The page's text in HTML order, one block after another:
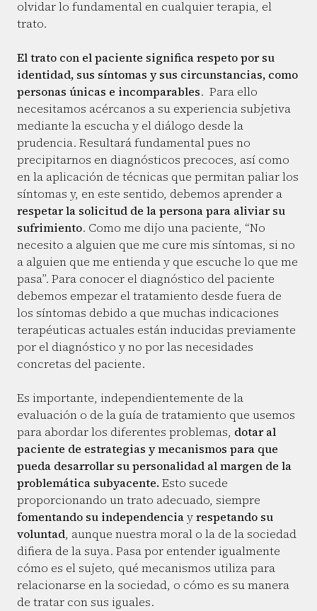
olvidar lo fundamental en cualquier terapia, el
trato.
El trato con el paciente significa respeto por su
identidad, sus síntomas y sus circunstancias, como
personas únicas e incomparables. Para ello
necesitamos acércanos a su experiencia subjetiva
mediante la escucha y el diálogo desde la
prudencia. Resultará fundamental pues no
precipitarnos en diagnósticos precoces, así como
en la aplicación de técnicas que permitan paliar los
síntomas y, en este sentido, debemos aprender a
respetar la solicitud de la persona para aliviar su
sufrimiento. Como me dijo una paciente, “No
necesito a alguien que me cure mis síntomas, si no
a alguien que me entienda y que escuche lo que me
pasa”. Para conocer el diagnóstico del paciente
debemos empezar el tratamiento desde fuera de
los síntomas debido a que muchas indicaciones
terapéuticas actuales están inducidas previamente
por el diagnóstico y no por las necesidades
concretas del paciente.
Es importante, independientemente de la
evaluación o de la guía de tratamiento que usemos
para abordar los diferentes problemas, dotar al
paciente de estrategias y mecanismos para que
pueda desarrollar su personalidad al margen de la
problemática subyacente. Esto sucede
proporcionando un trato adecuado, siempre
fomentando su independenciayrespetando su
voluntad, aunque nuestra moral o la de la sociedad
difiera de la suya. Pasa por entender igualmente
cómo es el sujeto, qué mecanismos utiliza para
relacionarse en la sociedad, o cómo es su manera
de tratar con sus iguales.